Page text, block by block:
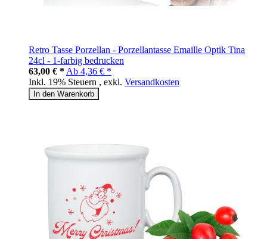
Retro Tasse Porzellan - Porzellantasse Emaille Optik Tina
24cl - 1-farbig bedrucken
63,00 € * Ab 4,36 € *
Inkl. 19% Steuern , exkl. Versandkosten
In den Warenkorb